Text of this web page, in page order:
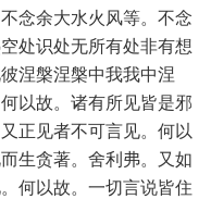
念余大水火风等。不念
处识处无所有处非有想
涅槃涅槃中我我中涅
以故。诸有所见皆是邪
正见者不可言见。何以
生贪著。舍利弗。又如
何以故。一切言说皆住